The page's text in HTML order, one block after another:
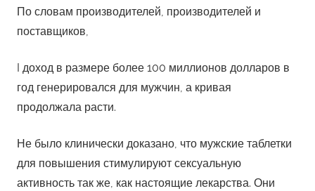
По словам производителей, производителей и
поставщиков,
I доход в размере более 100 миллионов долларов в
год генерировался для мужчин, а кривая
продолжала расти.
Не было клинически доказано, что мужские таблетки
для повышения стимулируют сексуальную
активность так же, как настоящие лекарства. Они